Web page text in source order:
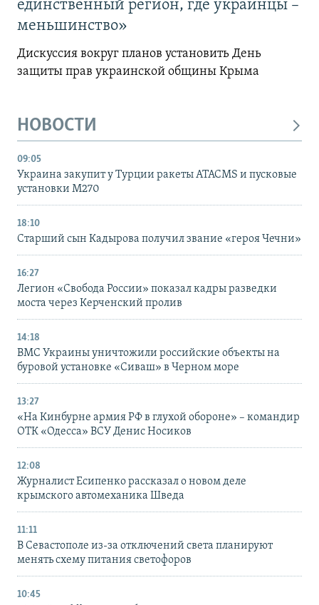
единственный регион, где украинцы –
меньшинство»
Дискуссия вокруг планов установить День
защиты прав украинской общины Крыма
НОВОСТИ
09:05
Украина закупит у Турции ракеты ATACMS и пусковые
установки M270
18:10
Старший сын Кадырова получил звание «героя Чечни»
16:27
Легион «Свобода России» показал кадры разведки
моста через Керченский пролив
14:18
ВМС Украины уничтожили российские объекты на
буровой установке «Сиваш» в Черном море
13:27
«На Кинбурне армия РФ в глухой обороне» – командир
ОТК «Одесса» ВСУ Денис Носиков
12:08
Журналист Есипенко рассказал о новом деле
крымского автомеханика Шведа
11:11
В Севастополе из-за отключений света планируют
менять схему питания светофоров
10:45